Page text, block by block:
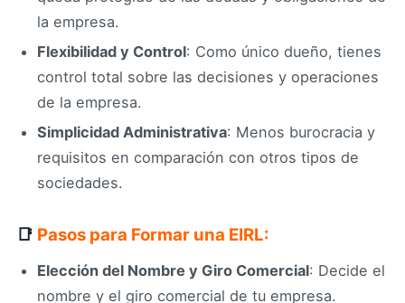
la empresa.
Flexibilidad y Control: Como único dueño, tienes
control total sobre las decisiones y operaciones
de la empresa.
Simplicidad Administrativa: Menos burocracia y
requisitos en comparación con otros tipos de
sociedades.
📑 Pasos para Formar una EIRL:
Elección del Nombre y Giro Comercial: Decide el
nombre y el giro comercial de tu empresa.